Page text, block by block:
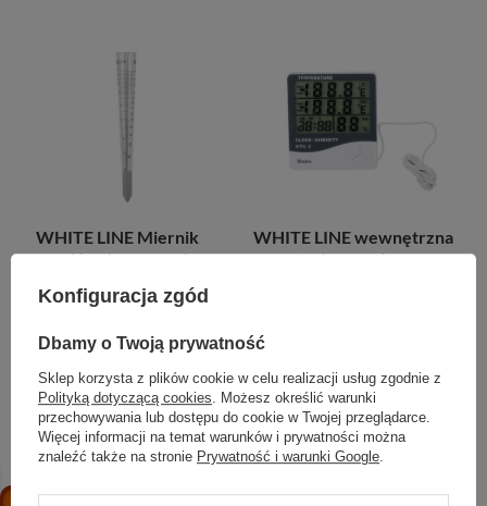
WHITE LINE Miernik
opadów deszczu - do
+ Dodaj do porównania
WHITE LINE wewnętrzna
stacja pogodowa
+ Dodaj do porównania
Konfiguracja zgód
Dbamy o Twoją prywatność
Sklep korzysta z plików cookie w celu realizacji usług zgodnie z
Polityką dotyczącą cookies . Możesz określić warunki
przechowywania lub dostępu do cookie w Twojej przeglądarce.
Więcej informacji na temat warunków i prywatności można
znaleźć także na stronie Prywatność i warunki Google